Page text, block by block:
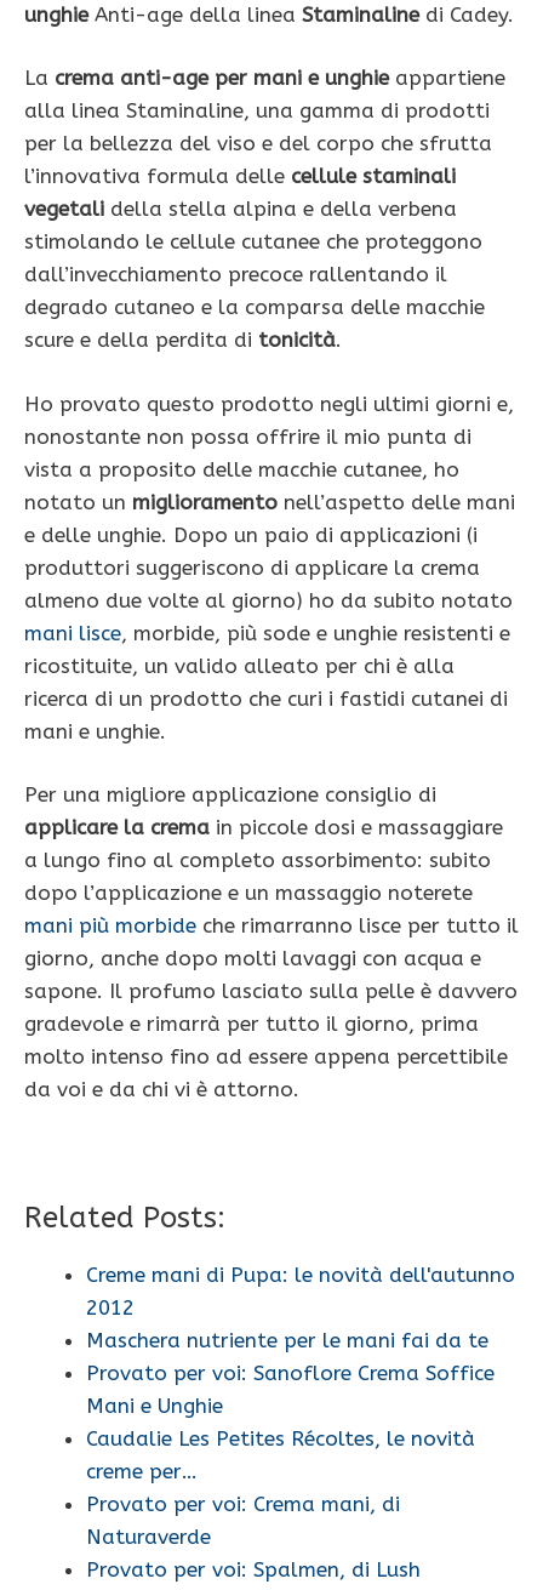
unghie Anti-age della linea Staminaline di Cadey.
La crema anti-age per mani e unghie appartiene
alla linea Staminaline, una gamma di prodotti
per la bellezza del viso e del corpo che sfrutta
l’innovativa formula delle cellule staminali
vegetali della stella alpina e della verbena
stimolando le cellule cutanee che proteggono
dall’invecchiamento precoce rallentando il
degrado cutaneo e la comparsa delle macchie
scure e della perdita di tonicità.
Ho provato questo prodotto negli ultimi giorni e,
nonostante non possa offrire il mio punta di
vista a proposito delle macchie cutanee, ho
notato un miglioramento nell’aspetto delle mani
e delle unghie. Dopo un paio di applicazioni (i
produttori suggeriscono di applicare la crema
almeno due volte al giorno) ho da subito notato
mani lisce, morbide, più sode e unghie resistenti e
ricostituite, un valido alleato per chi è alla
ricerca di un prodotto che curi i fastidi cutanei di
mani e unghie.
Per una migliore applicazione consiglio di
applicare la crema in piccole dosi e massaggiare
a lungo fino al completo assorbimento: subito
dopo l’applicazione e un massaggio noterete
mani più morbide che rimarranno lisce per tutto il
giorno, anche dopo molti lavaggi con acqua e
sapone. Il profumo lasciato sulla pelle è davvero
gradevole e rimarrà per tutto il giorno, prima
molto intenso fino ad essere appena percettibile
da voi e da chi vi è attorno.
Related Posts:
Creme mani di Pupa: le novità dell'autunno
2012
Maschera nutriente per le mani fai da te
Provato per voi: Sanoflore Crema Soffice
Mani e Unghie
Caudalie Les Petites Récoltes, le novità
creme per…
Provato per voi: Crema mani, di
Naturaverde
Provato per voi: Spalmen, di Lush